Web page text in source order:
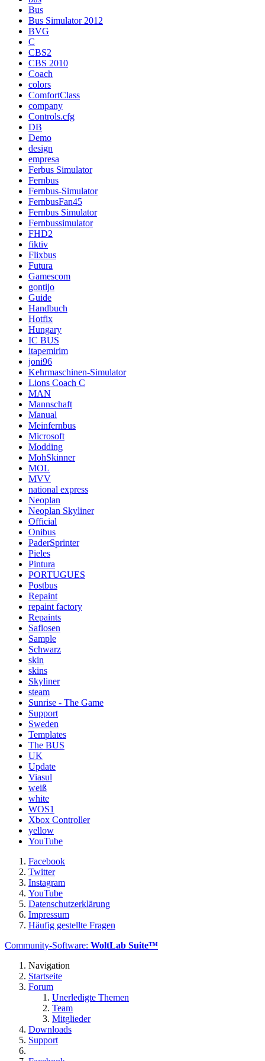
Bus
Bus Simulator 2012
BVG
C
CBS2
CBS 2010
Coach
colors
ComfortClass
company
Controls.cfg
DB
Demo
design
empresa
Ferbus Simulator
Fernbus
Fernbus-Simulator
FernbusFan45
Fernbus Simulator
Fernbussimulator
FHD2
fiktiv
Flixbus
Futura
Gamescom
gontijo
Guide
Handbuch
Hotfix
Hungary
IC BUS
itapemirim
joni96
Kehrmaschinen-Simulator
Lions Coach C
MAN
Mannschaft
Manual
Meinfernbus
Microsoft
Modding
MohSkinner
MOL
MVV
national express
Neoplan
Neoplan Skyliner
Official
Onibus
PaderSprinter
Pieles
Pintura
PORTUGUES
Postbus
Repaint
repaint factory
Repaints
Saflosen
Sample
Schwarz
skin
skins
Skyliner
steam
Sunrise - The Game
Support
Sweden
Templates
The BUS
UK
Update
Viasul
weiß
white
WOS1
Xbox Controller
yellow
YouTube
Facebook
Twitter
Instagram
YouTube
Datenschutzerklärung
Impressum
Häufig gestellte Fragen
Community-Software: WoltLab Suite™
Navigation
Startseite
Forum
Unerledigte Themen
Team
Mitglieder
Downloads
Support